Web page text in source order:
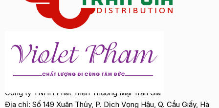
Công ty TNHH Phát Triển Thương Mại Trần Gia
Địa chỉ: Số 149 Xuân Thủy, P. Dịch Vọng Hậu, Q. Cầu Giấy, Hà